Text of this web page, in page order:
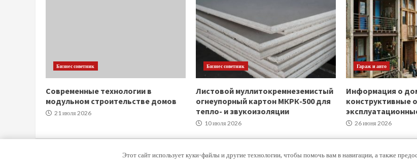
Бизнес советник
Современные технологии в
модульном строительстве домов
21 июля 2026
Бизнес советник
Листовой муллитокремнеземистый
огнеупорный картон МКРК-500 для
тепло- и звукоизоляции
10 июля 2026
Гараж и авто
Информация о
конструктивные
26 июня 2026
Copyright © Все права защищены.|MoreNewsот
Этот сайт использует куки-файлы и другие технологии, чтобы помочь вам в навигации, а также